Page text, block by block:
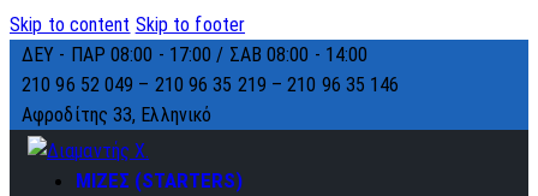
Skip to content Skip to footer
ΔΕΥ - ΠΑΡ 08:00 - 17:00 / ΣΑΒ 08:00 - 14:00
210 96 52 049 – 210 96 35 219 –210 96 35 146
Αφροδίτης 33, Ελληνικό
ΜΙΖΕΣ (STARTERS)